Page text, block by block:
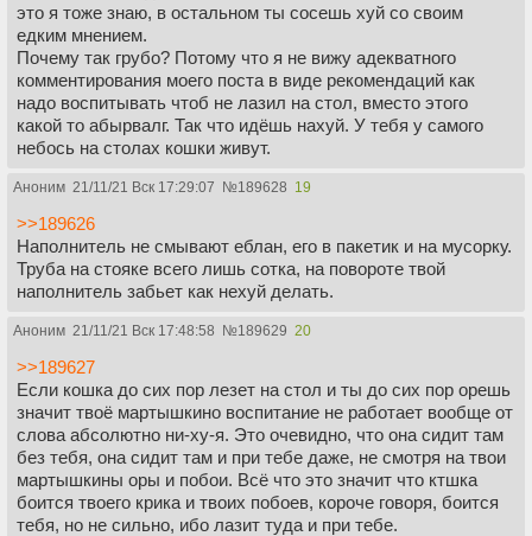
это я тоже знаю, в остальном ты сосешь хуй со своим
едким мнением.
Почему так грубо? Потому что я не вижу адекватного
комментирования моего поста в виде рекомендаций как
надо воспитывать чтоб не лазил на стол, вместо этого
какой то абырвалг. Так что идёшь нахуй. У тебя у самого
небось на столах кошки живут.
Аноним 21/11/21 Вск 17:29:07 №189628 19
>>189626
Наполнитель не смывают еблан, его в пакетик и на мусорку.
Труба на стояке всего лишь сотка, на повороте твой
наполнитель забьет как нехуй делать.
Аноним 21/11/21 Вск 17:48:58 №189629 20
>>189627
Если кошка до сих пор лезет на стол и ты до сих пор орешь
значит твоё мартышкино воспитание не работает вообще от
слова абсолютно ни-ху-я. Это очевидно, что она сидит там
без тебя, она сидит там и при тебе даже, не смотря на твои
мартышкины оры и побои. Всё что это значит что ктшка
боится твоего крика и твоих побоев, короче говоря, боится
тебя, но не сильно, ибо лазит туда и при тебе.